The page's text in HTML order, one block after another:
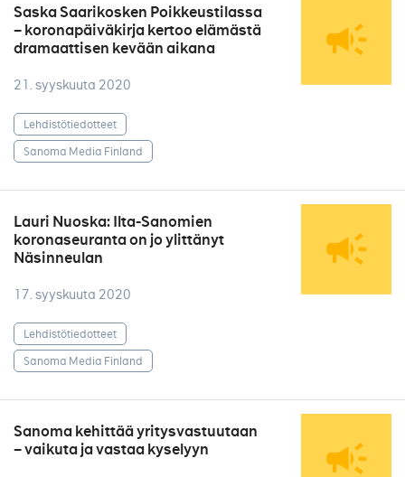
Saska Saarikosken Poikkeustilassa
– koronapäiväkirja kertoo elämästä
dramaattisen kevään aikana
21. syyskuuta 2020
Lehdistötiedotteet
Sanoma Media Finland
Lauri Nuoska: Ilta-Sanomien
koronaseuranta on jo ylittänyt
Näsinneulan
17. syyskuuta 2020
Lehdistötiedotteet
Sanoma Media Finland
Sanoma kehittää yritysvastuutaan
– vaikuta ja vastaa kyselyyn